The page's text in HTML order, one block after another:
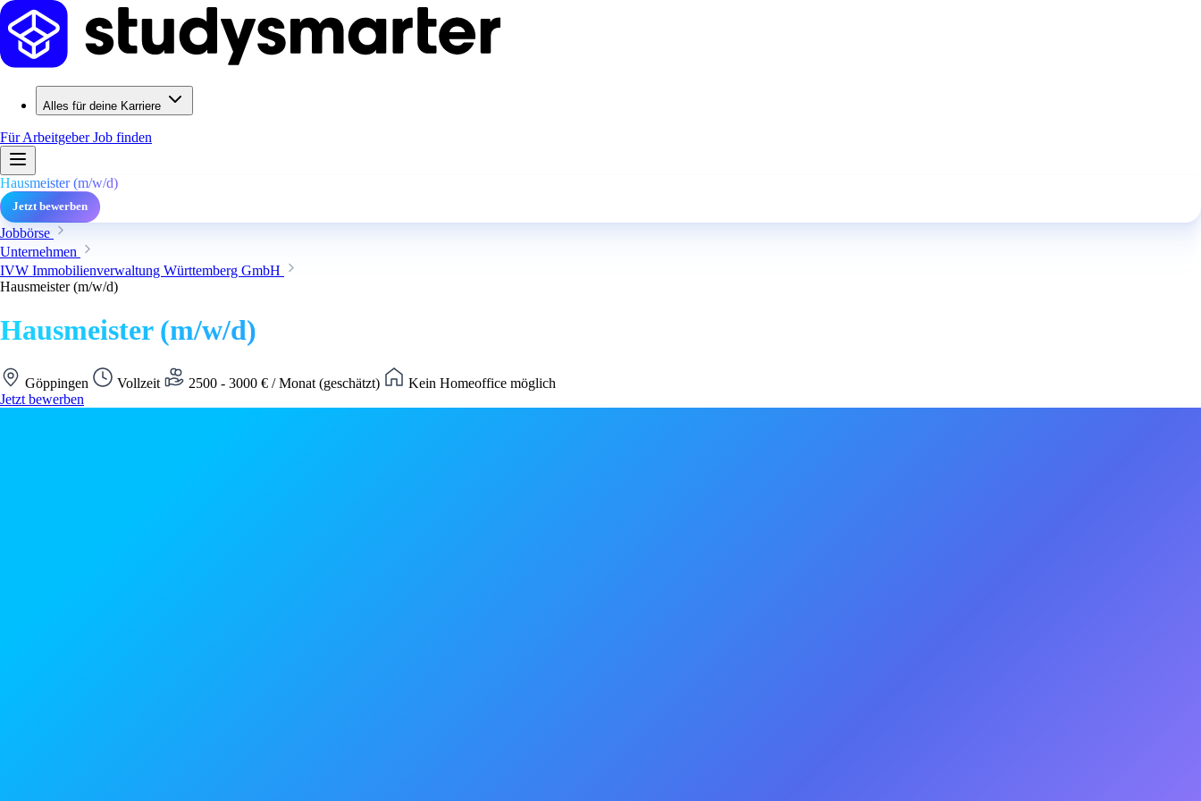
Alles für deine Karriere
Für ArbeitgeberJob finden
Hausmeister (m/w/d)
Jetzt bewerben
Jobbörse
Unternehmen
IVW Immobilienverwaltung Württemberg GmbH
Hausmeister (m/w/d)
Hausmeister (m/w/d)
Göppingen Vollzeit 2500 - 3000 € / Monat (geschätzt)
Kein Homeoffice möglich
Jetzt bewerben